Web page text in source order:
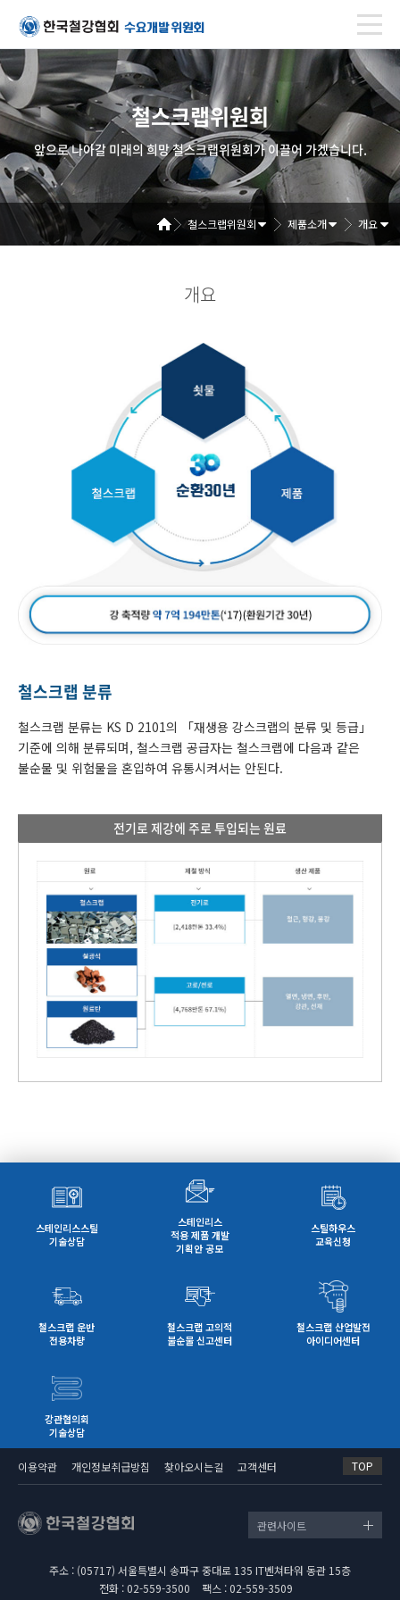
철스크랩위원회
앞으로 나아갈 미래의 희망 철스크랩위원회가 이끌어 가겠습니다.
철스크랩위원회 제품소개 개요
개요
철스크랩 분류
철스크랩 분류는 KS D 2101의 「재생용 강스크랩의 분류 및 등급」
기준에 의해 분류되며, 철스크랩 공급자는 철스크랩에 다음과 같은
불순물 및 위험물을 혼입하여 유통시켜서는 안된다.
전기로 제강에 주로 투입되는 원료
스테인리스스틸
기술상담
스테인리스
적용 제품 개발
기획안 공모
스틸하우스
교육신청
철스크랩 운반
전용차량
철스크랩 고의적
불순물 신고센터
철스크랩 산업발전
아이디어센터
강관협의회
기술상담
이용약관 개인정보취급방침 찾아오시는길 고객센터
주소 : (05717) 서울특별시 송파구 중대로 135 IT벤쳐타워 동관 15층
전화 : 02-559-3500
팩스 : 02-559-3509
관련사이트
TOP